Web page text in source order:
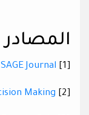
المصادر
[1]
SAGE Journal
[2]